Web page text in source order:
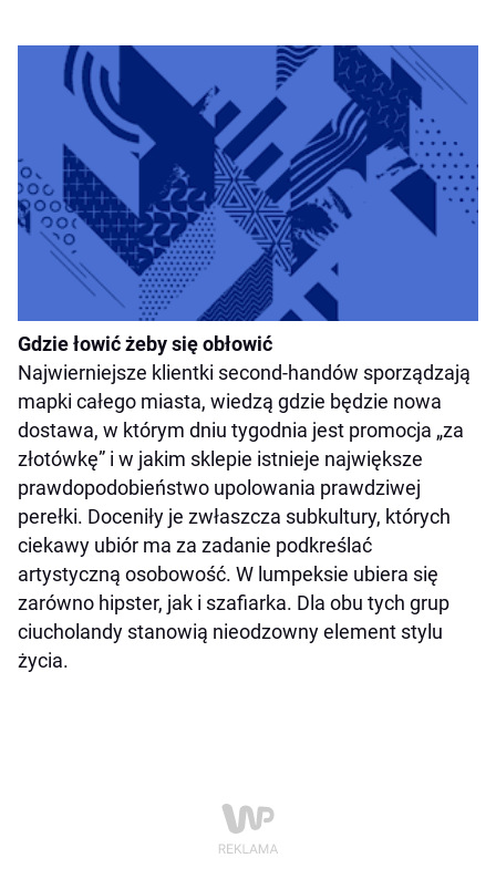
Gdzie łowić żeby się obłowić
Najwierniejsze klientki second-handów sporządzają
mapki całego miasta, wiedzą gdzie będzie nowa
dostawa, w którym dniu tygodnia jest promocja „za
złotówkę” i w jakim sklepie istnieje największe
prawdopodobieństwo upolowania prawdziwej
perełki. Doceniły je zwłaszcza subkultury, których
ciekawy ubiór ma za zadanie podkreślać
artystyczną osobowość. W lumpeksie ubiera się
zarówno hipster, jak i szafiarka. Dla obu tych grup
ciucholandy stanowią nieodzowny element stylu
życia.